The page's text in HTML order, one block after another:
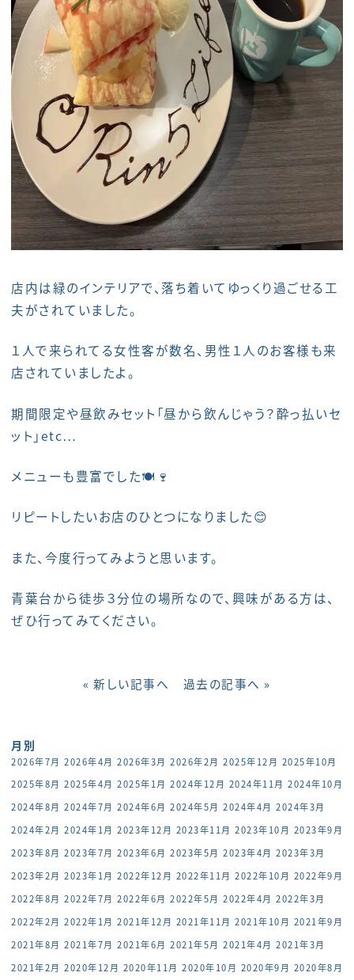
店内は緑のインテリアで、落ち着いてゆっくり過ごせる工
夫がされていました。
１人で来られてる女性客が数名、男性１人のお客様も来
店されていましたよ。
期間限定や昼飲みセット「昼から飲んじゃう？酔っ払いセ
ット」etc…
メニューも豊富でした🍽️🍷
リピートしたいお店のひとつになりました😊
また、今度行ってみようと思います。
青葉台から徒歩３分位の場所なので、興味がある方は、
ぜひ行ってみてください。
« 新しい記事へ 過去の記事へ »
月別
2026年7月 2026年4月 2026年3月 2026年2月 2025年12月 2025年10月
2025年8月 2025年4月 2025年1月 2024年12月 2024年11月 2024年10月
2024年8月 2024年7月 2024年6月 2024年5月 2024年4月 2024年3月
2024年2月 2024年1月 2023年12月 2023年11月 2023年10月 2023年9月
2023年8月 2023年7月 2023年6月 2023年5月 2023年4月 2023年3月
2023年2月 2023年1月 2022年12月 2022年11月 2022年10月 2022年9月
2022年8月 2022年7月 2022年6月 2022年5月 2022年4月 2022年3月
2022年2月 2022年1月 2021年12月 2021年11月 2021年10月 2021年9月
2021年8月 2021年7月 2021年6月 2021年5月 2021年4月 2021年3月
2021年2月 2020年12月 2020年11月 2020年10月 2020年9月 2020年8月